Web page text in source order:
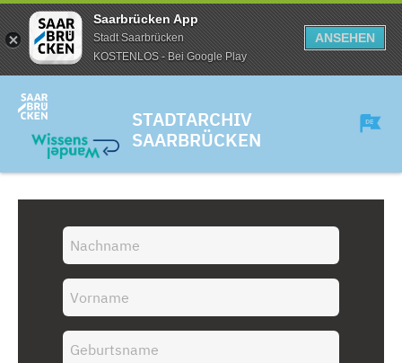
Saarbrücken App
Stadt Saarbrücken
KOSTENLOS - Bei Google Play
ANSEHEN
STADTARCHIV
SAARBRÜCKEN